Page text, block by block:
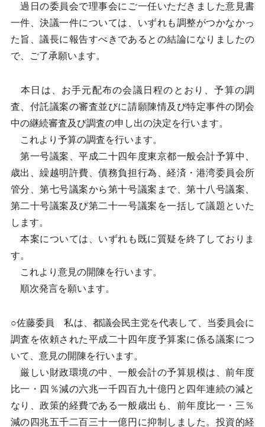
過日の委員会で理事会にご一任いただきました意見書
一件、決議一件については、いずれも調整がつかなかっ
た旨、議長に報告すべきであるとの結論になりましたの
で、ご了承願います。
本日は、お手元配布の会議日程のとおり、予算の調
査、付託議案の審査並びに請願陳情及び特定事件の閉会
中の継続審査及び調査の申し出の決定を行います。
これより予算の調査を行います。
第一号議案、平成二十四年度東京都一般会計予算中、
歳出、繰越明許費、債務負担行為、経済・港湾委員会所
管分、第七号議案から第十号議案まで、第十八号議案、
第二十号議案及び第二十一号議案を一括して議題といた
します。
本案については、いずれも既に質疑を終了しておりま
す。
これより意見の開陳を行います。
順次発言を願います。
○佐藤委員 私は、都議会民主党を代表して、当委員会に
調査を依頼された平成二十四年度予算案に係る議案につ
いて、意見の開陳を行います。
厳しい財政環境の中、一般会計の予算規模は、前年度
比一・四％減の六兆一千四百九十億円と四年連続の減と
なり、政策的経費である一般歳出も、前年度比一・三％
減の四兆五千二百三十一億円に抑制しました。投資的経